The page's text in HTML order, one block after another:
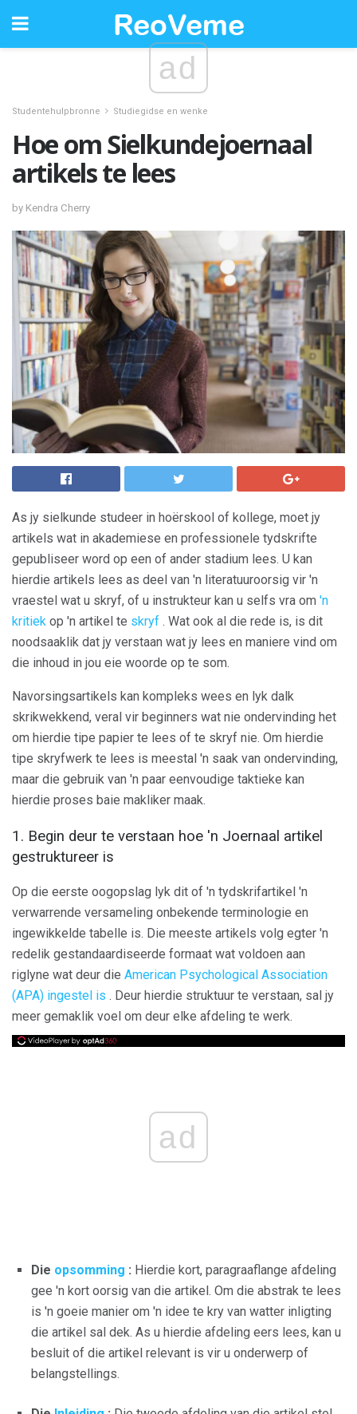
ad
Studentehulpbronne Studiegidse en wenke
Hoe om Sielkundejoernaal
artikels te lees
by Kendra Cherry
As jy sielkunde studeer in hoërskool of kollege, moet jy
artikels wat in akademiese en professionele tydskrifte
gepubliseer word op een of ander stadium lees. U kan
hierdie artikels lees as deel van 'n literatuuroorsig vir 'n
vraestel wat u skryf, of u instrukteur kan u selfs vra om 'n
kritiek op 'n artikel te skryf . Wat ook al die rede is, is dit
noodsaaklik dat jy verstaan ​​wat jy lees en maniere vind om
die inhoud in jou eie woorde op te som.
Navorsingsartikels kan kompleks wees en lyk dalk
skrikwekkend, veral vir beginners wat nie ondervinding het
om hierdie tipe papier te lees of te skryf nie. Om hierdie
tipe skryfwerk te lees is meestal 'n saak van ondervinding,
maar die gebruik van 'n paar eenvoudige taktieke kan
hierdie proses baie makliker maak.
1. Begin deur te verstaan ​​hoe 'n Joernaal artikel
gestruktureer is
Op die eerste oogopslag lyk dit of 'n tydskrifartikel 'n
verwarrende versameling onbekende terminologie en
ingewikkelde tabelle is. Die meeste artikels volg egter 'n
redelik gestandaardiseerde formaat wat voldoen aan
riglyne wat deur die American Psychological Association
(APA) ingestel is . Deur hierdie struktuur te verstaan, sal jy
meer gemaklik voel om deur elke afdeling te werk.
ad
Die opsomming : Hierdie kort, paragraaflange afdeling
gee 'n kort oorsig van die artikel. Om die abstrak te lees
is 'n goeie manier om 'n idee te kry van watter inligting
die artikel sal dek. As u hierdie afdeling eers lees, kan u
besluit of die artikel relevant is vir u onderwerp of
belangstellings.